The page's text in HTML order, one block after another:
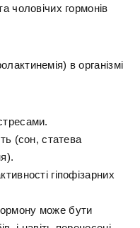
чоловічих гормонів
в організмі
(сон, статева
гіпофізарних
може бути